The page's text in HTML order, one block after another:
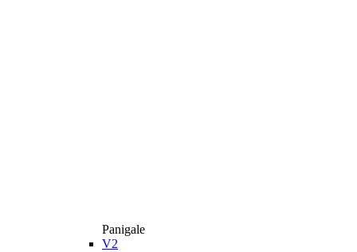
Panigale
V2